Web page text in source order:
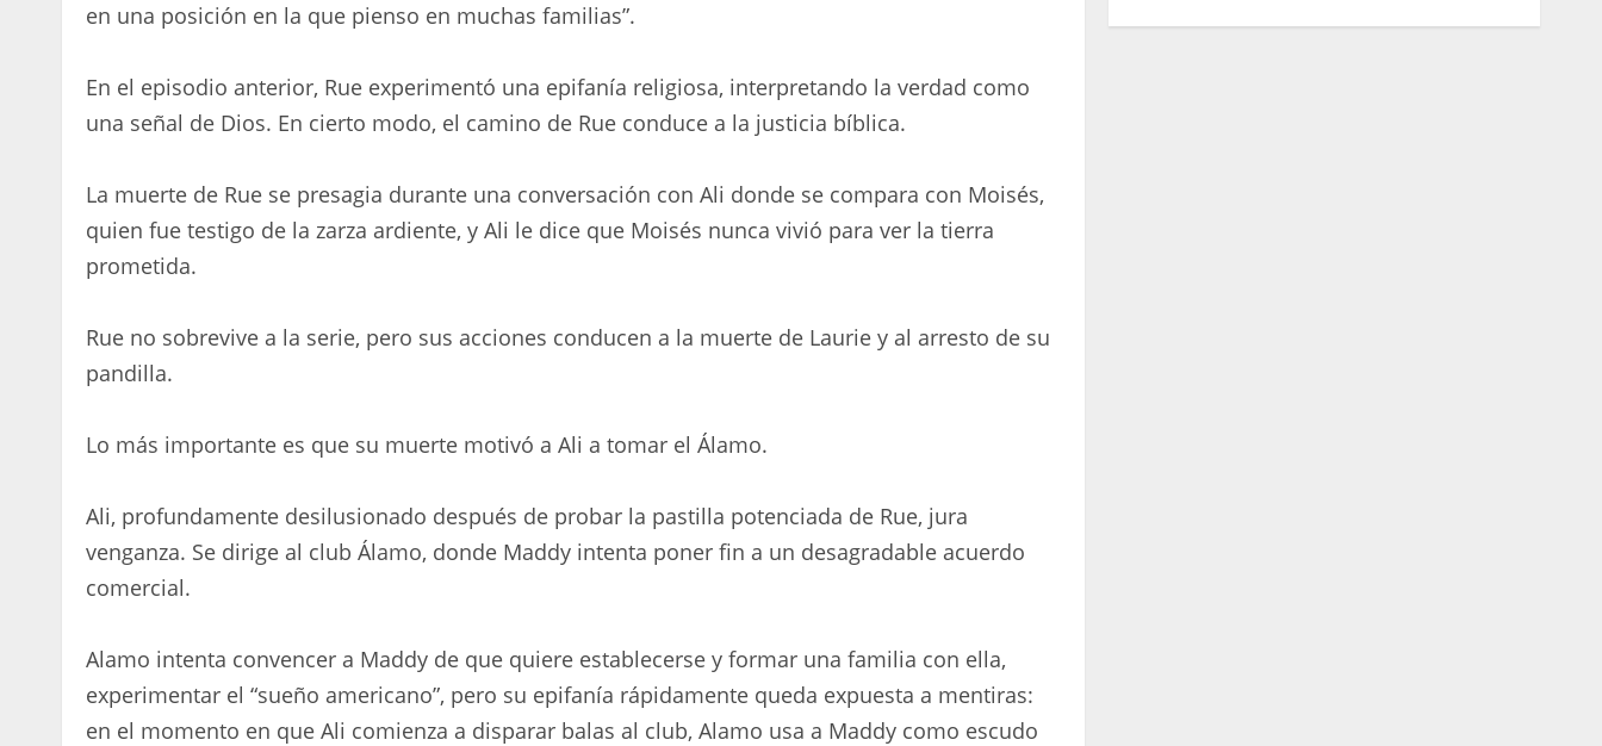
en una posición en la que pienso en muchas familias”.
En el episodio anterior, Rue experimentó una epifanía religiosa, interpretando la verdad como
una señal de Dios. En cierto modo, el camino de Rue conduce a la justicia bíblica.
La muerte de Rue se presagia durante una conversación con Ali donde se compara con Moisés,
quien fue testigo de la zarza ardiente, y Ali le dice que Moisés nunca vivió para ver la tierra
prometida.
Rue no sobrevive a la serie, pero sus acciones conducen a la muerte de Laurie y al arresto de su
pandilla.
Lo más importante es que su muerte motivó a Ali a tomar el Álamo.
Ali, profundamente desilusionado después de probar la pastilla potenciada de Rue, jura
venganza. Se dirige al club Álamo, donde Maddy intenta poner fin a un desagradable acuerdo
comercial.
Alamo intenta convencer a Maddy de que quiere establecerse y formar una familia con ella,
experimentar el “sueño americano”, pero su epifanía rápidamente queda expuesta a mentiras:
en el momento en que Ali comienza a disparar balas al club, Alamo usa a Maddy como escudo